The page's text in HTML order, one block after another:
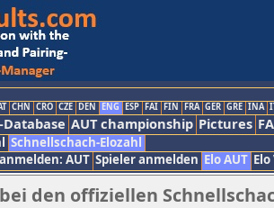
CHN CRO CZE DEN ENG ESP FAI FIN FRA GER GRE INA
AUT championship Pictures
Schnellschach-Elozahl
AUT Spieler anmelden Elo AUT
den offiziellen